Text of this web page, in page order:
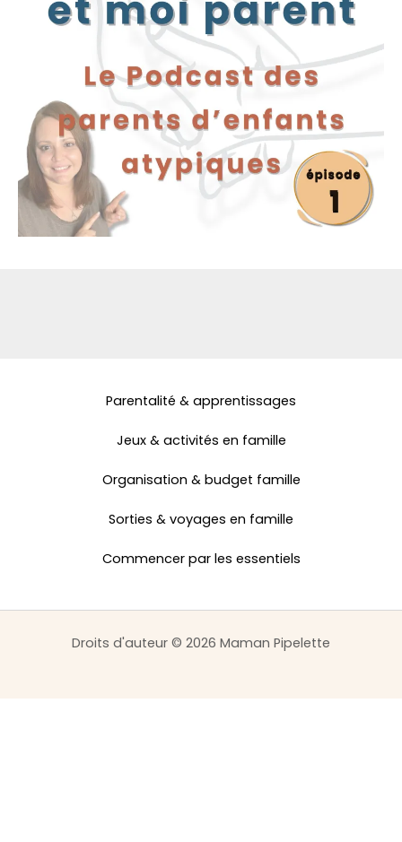
Parentalité & apprentissages
Jeux & activités en famille
Organisation & budget famille
Sorties & voyages en famille
Commencer par les essentiels
Droits d'auteur © 2026 Maman Pipelette